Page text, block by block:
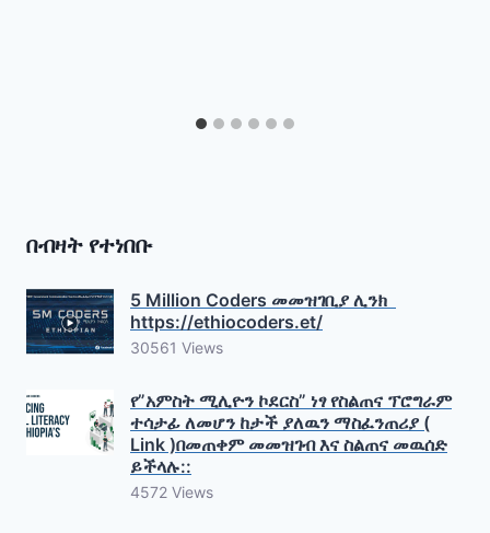
በብዛት የተነበቡ
5 Million Coders መመዝገቢያ ሊንክ
https://ethiocoders.et/
30561 Views
የ”አምስት ሚሊዮን ኮደርስ” ነፃ የስልጠና ፕሮግራም
ተሳታፊ ለመሆን ከታች ያለዉን ማስፈንጠሪያ (
Link )በመጠቀም መመዝገብ እና ስልጠና መዉሰድ
ይችላሉ::
4572 Views